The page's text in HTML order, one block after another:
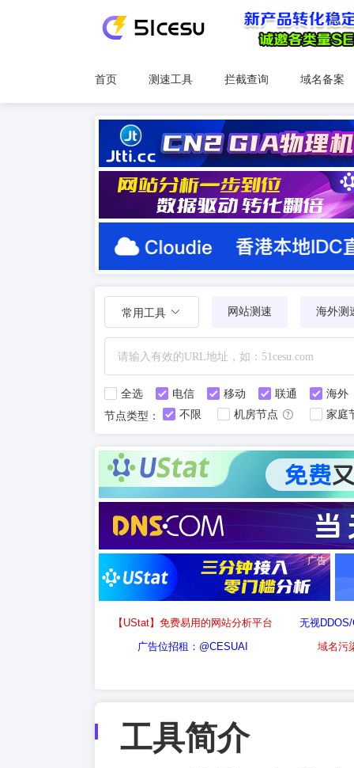
首页 测速工具 拦截查询 域名备案
常用工具 网站测速 海外测
全选 电信 移动 联通
海外
节点类型：
不限 机房节点 家庭
广告
【UStat】免费易用的网站分析平台
无视
广告位招租：@CESUAI
域名污
工具简介